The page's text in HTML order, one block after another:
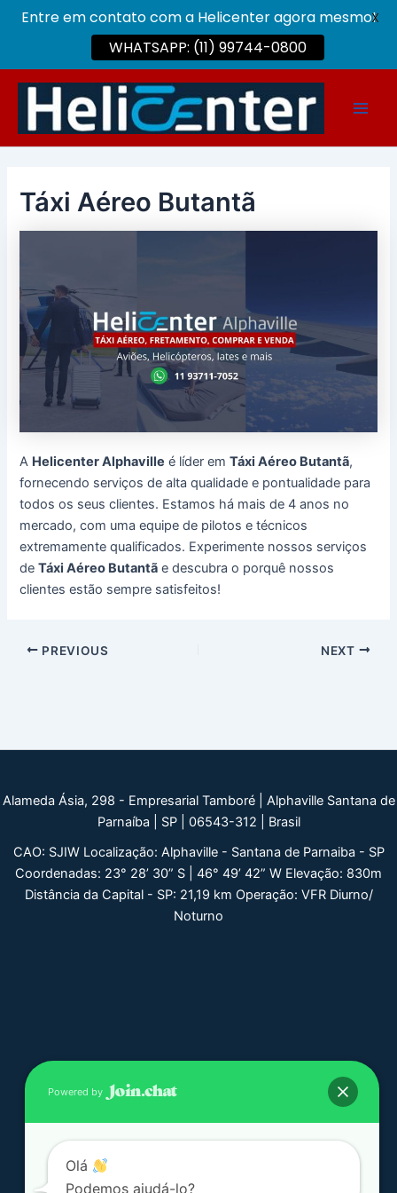
conteúdo
Táxi Aéreo Butantã
A Helicenter Alphaville é líder emTáxi Aéreo Butantã,
fornecendo serviços de alta qualidade e pontualidade para
todos os seus clientes. Estamos há mais de 4 anos no
mercado, com uma equipe de pilotos e técnicos
extremamente qualificados. Experimente nossos serviços
deTáxi Aéreo Butantã e descubra o porquê nossos
clientes estão sempre satisfeitos!
Post
PREVIOUS NEXT
Alameda Ásia, 298 - Empresarial Tamboré | Alphaville Santana de
Parnaíba | SP | 06543-312 | Brasil
CAO: SJIW Localização: Alphaville - Santana de Parnaiba - SP
Coordenadas: 23° 28’ 30” S | 46° 49’ 42” W Elevação: 830m
Distância da Capital - SP: 21,19 km Operação: VFR Diurno/
Noturno
Entre em contato com a Helicenter agora mesmo!
WHATSAPP: (11) 99744-0800
X
Powered by
Olá
Podemos ajudá-lo?